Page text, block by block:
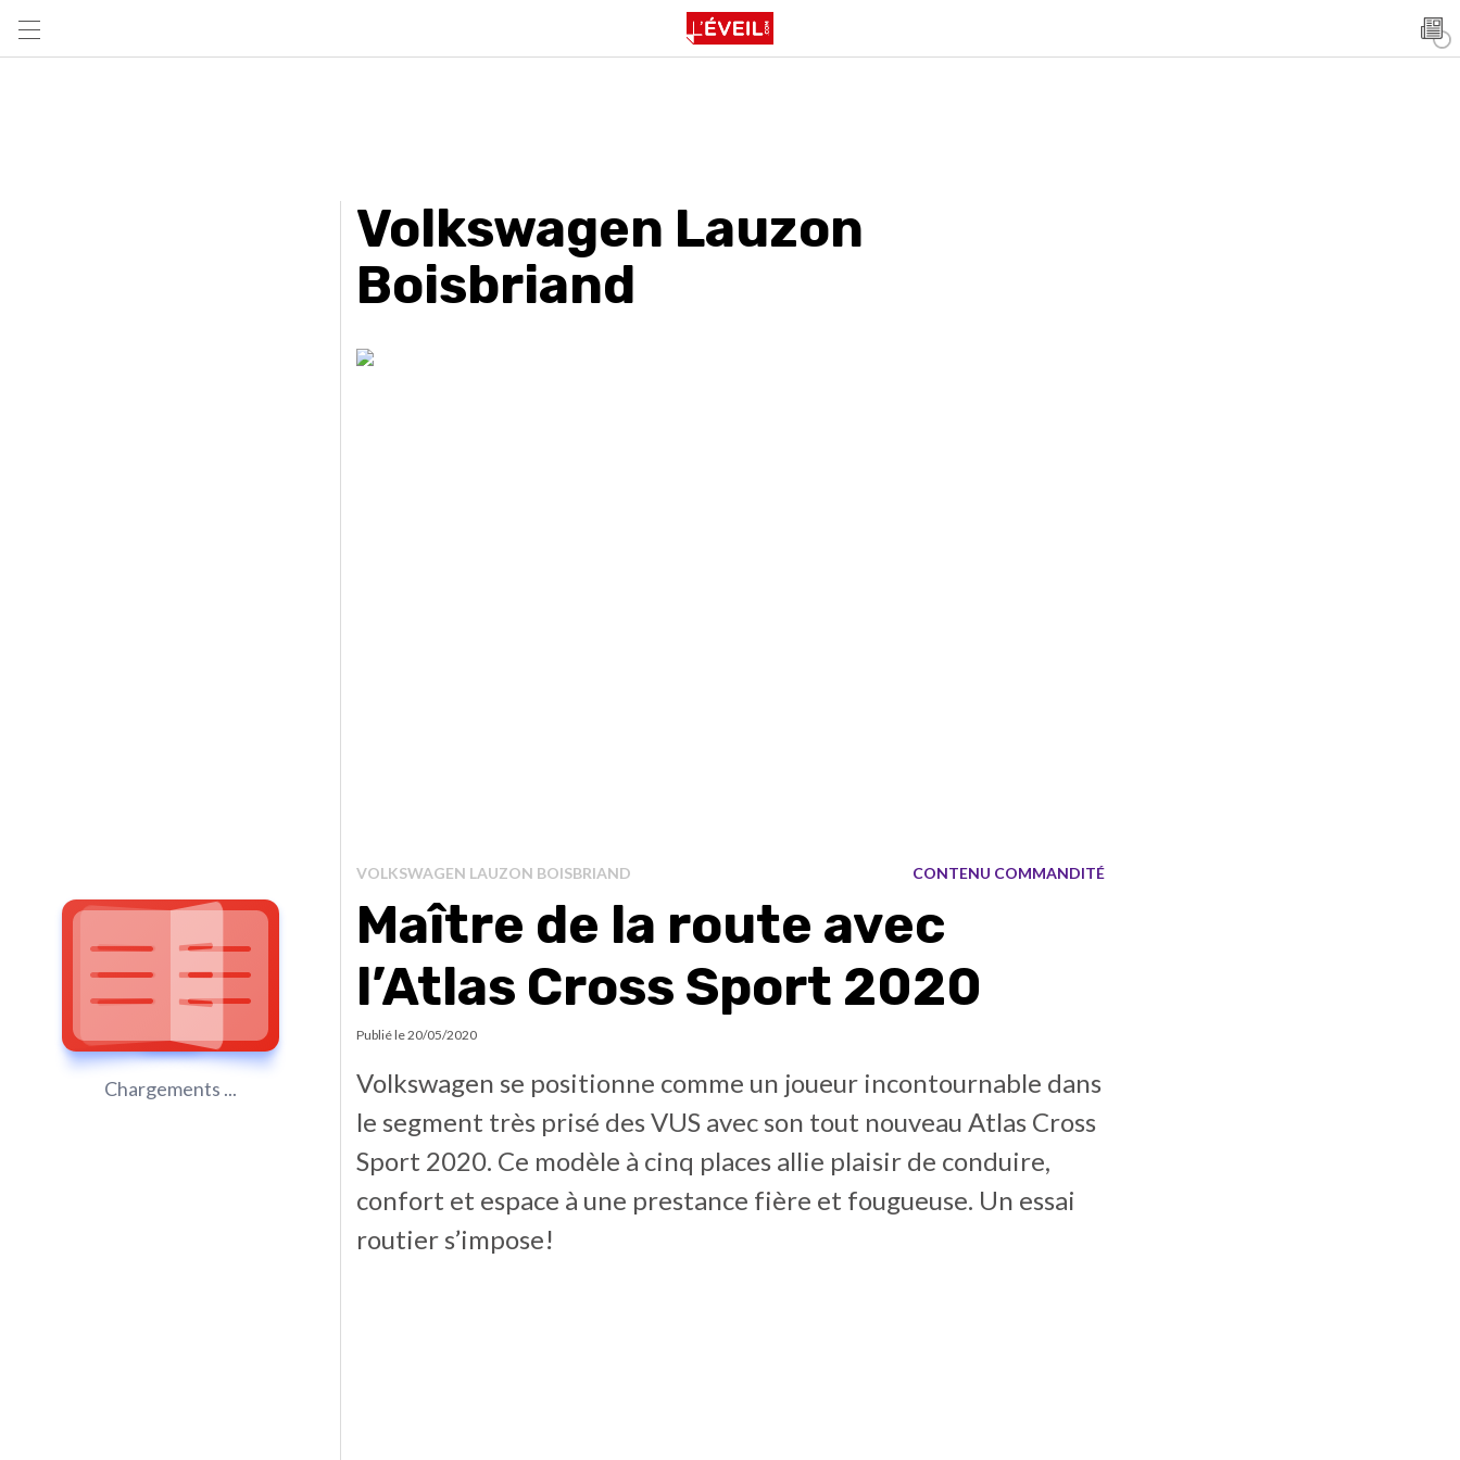
Chargements ...
Volkswagen Lauzon
Boisbriand
VOLKSWAGEN LAUZON BOISBRIAND CONTENU COMMANDITÉ
Maître de la route avec
l’Atlas Cross Sport 2020
Publié le20/05/2020
Volkswagen se positionne comme un joueur incontournable dans
le segment très prisé des VUS avec son tout nouveau Atlas Cross
Sport 2020. Ce modèle à cinq places allie plaisir de conduire,
confort et espace à une prestance fière et fougueuse. Un essai
routier s’impose!